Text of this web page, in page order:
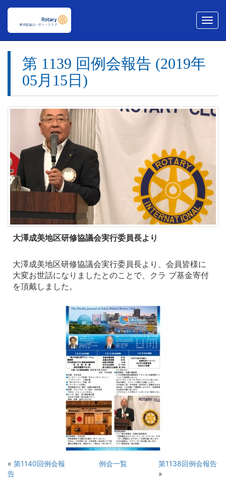
メ
ニ
ュ
第 1139 回例会報告 (2019年
05月15日)
大澤成美地区研修協議会実行委員長より
大澤成美地区研修協議会実行委員長より、会員皆様に
大変お世話になりましたとのことで、クラ ブ基金寄付
を頂戴しました。
« 第1140回例会報
告
例会一覧
第1138回例会報告
»